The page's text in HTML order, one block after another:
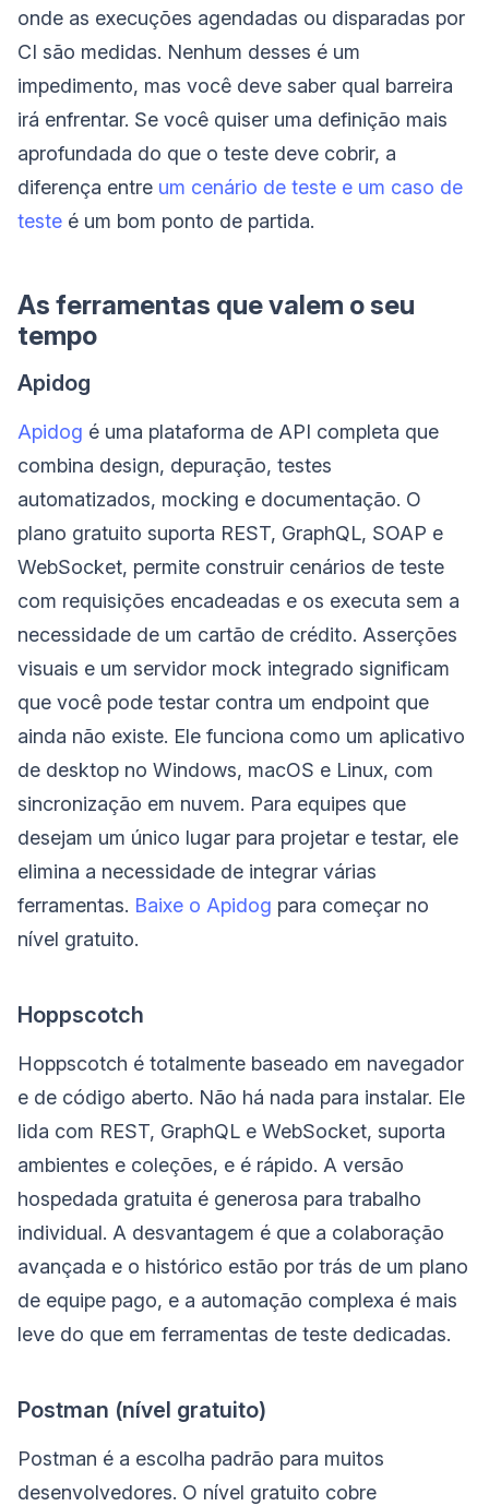
onde as execuções agendadas ou disparadas por
CI são medidas. Nenhum desses é um
impedimento, mas você deve saber qual barreira
irá enfrentar. Se você quiser uma definição mais
aprofundada do que o teste deve cobrir, a
diferença entre um cenário de teste e um caso de
teste é um bom ponto de partida.
As ferramentas que valem o seu
tempo
Apidog
Apidog é uma plataforma de API completa que
combina design, depuração, testes
automatizados, mocking e documentação. O
plano gratuito suporta REST, GraphQL, SOAP e
WebSocket, permite construir cenários de teste
com requisições encadeadas e os executa sem a
necessidade de um cartão de crédito. Asserções
visuais e um servidor mock integrado significam
que você pode testar contra um endpoint que
ainda não existe. Ele funciona como um aplicativo
de desktop no Windows, macOS e Linux, com
sincronização em nuvem. Para equipes que
desejam um único lugar para projetar e testar, ele
elimina a necessidade de integrar várias
ferramentas. Baixe o Apidog para começar no
nível gratuito.
Hoppscotch
Hoppscotch é totalmente baseado em navegador
e de código aberto. Não há nada para instalar. Ele
lida com REST, GraphQL e WebSocket, suporta
ambientes e coleções, e é rápido. A versão
hospedada gratuita é generosa para trabalho
individual. A desvantagem é que a colaboração
avançada e o histórico estão por trás de um plano
de equipe pago, e a automação complexa é mais
leve do que em ferramentas de teste dedicadas.
Postman (nível gratuito)
Postman é a escolha padrão para muitos
desenvolvedores. O nível gratuito cobre